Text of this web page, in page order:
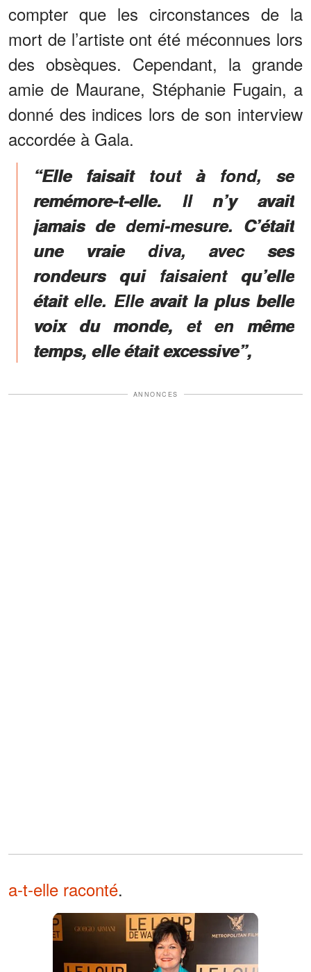
compter que les circonstances de la
mort de l’artiste ont été méconnues lors
des obsèques. Cependant, la grande
amie de Maurane, Stéphanie Fugain, a
donné des indices lors de son interview
accordée à Gala.
“Elle faisait tout à fond, se
remémore-t-elle. Il n’y avait
jamais de demi-mesure. C’était
une vraie diva, avec ses
rondeurs qui faisaient qu’elle
était elle. Elle avait la plus belle
voix du monde, et en même
temps, elle était exces­sive”,
ANNONCES
a-t-elle raconté.